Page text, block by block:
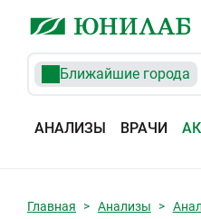
Ближайшие города
АНАЛИЗЫ ВРАЧИ
Главная Анализы